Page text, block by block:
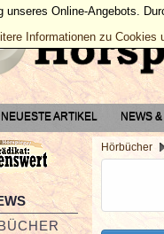
NEUESTE ARTIKEL NEWS
Hörbücher
Online-Angebots.
Informationen zu Cookies